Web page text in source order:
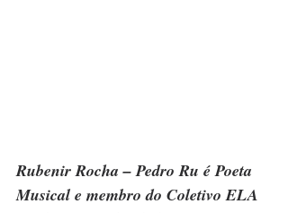
Rubenir Rocha – Pedro Ru é Poeta
Musical e membro do Coletivo ELA